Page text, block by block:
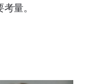
量。